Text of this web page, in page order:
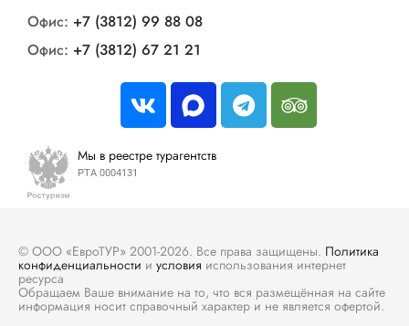
Офис: +7 (3812) 99 88 08
Офис: +7 (3812) 67 21 21
Мы в реестре турагентств
РТА 0004131
© ООО «ЕвроТУР» 2001-2026. Все права защищены. Политика
конфиденциальности и условия использования интернет
ресурса
Обращаем Ваше внимание на то, что вся размещённая на сайте
информация носит справочный характер и не является офертой.